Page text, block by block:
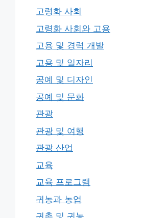
고령화 사회
고령화 사회와 고용
고용 및 경력 개발
고용 및 일자리
공예 및 디자인
공예 및 문화
관광
관광 및 여행
관광 산업
교육
교육 프로그램
귀농과 농업
귀촌 및 귀농